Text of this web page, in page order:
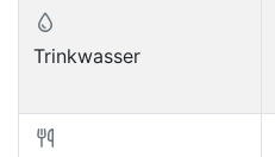
Trinkwasser